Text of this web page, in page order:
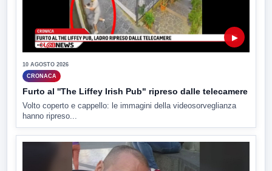
▶
10 AGOSTO 2026
CRONACA
Furto al ''The Liffey Irish Pub" ripreso dalle telecamere
Volto coperto e cappello: le immagini della videosorveglianza
hanno ripreso...